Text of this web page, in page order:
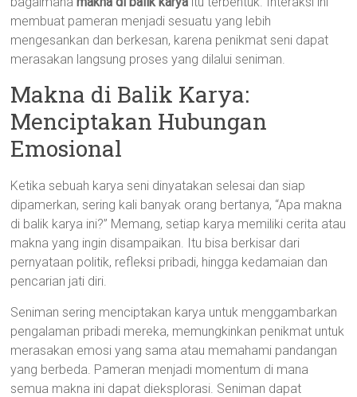
membuat pameran menjadi sesuatu yang lebih
mengesankan dan berkesan, karena penikmat seni dapat
merasakan langsung proses yang dilalui seniman.
Makna di Balik Karya:
Menciptakan Hubungan
Emosional
Ketika sebuah karya seni dinyatakan selesai dan siap
dipamerkan, sering kali banyak orang bertanya, “Apa makna
di balik karya ini?” Memang, setiap karya memiliki cerita atau
makna yang ingin disampaikan. Itu bisa berkisar dari
pernyataan politik, refleksi pribadi, hingga kedamaian dan
pencarian jati diri.
Seniman sering menciptakan karya untuk menggambarkan
pengalaman pribadi mereka, memungkinkan penikmat untuk
merasakan emosi yang sama atau memahami pandangan
yang berbeda. Pameran menjadi momentum di mana
semua makna ini dapat dieksplorasi. Seniman dapat